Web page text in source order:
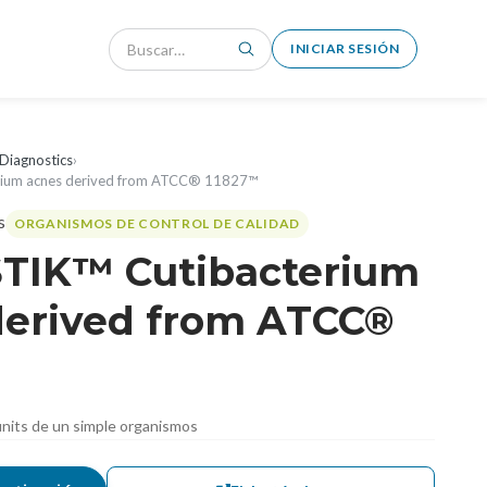
INICIAR SESIÓN
›
acnes derived from ATCC® 11827™
ORGANISMOS DE CONTROL DE CALIDAD
Cutibacterium
from ATCC®
de un simple organismos